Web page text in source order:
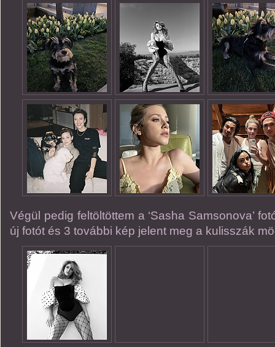
Végül pedig feltöltöttem a ‘Sasha Samsonova’
új fotót és 3 további kép jelent meg a kulisszák